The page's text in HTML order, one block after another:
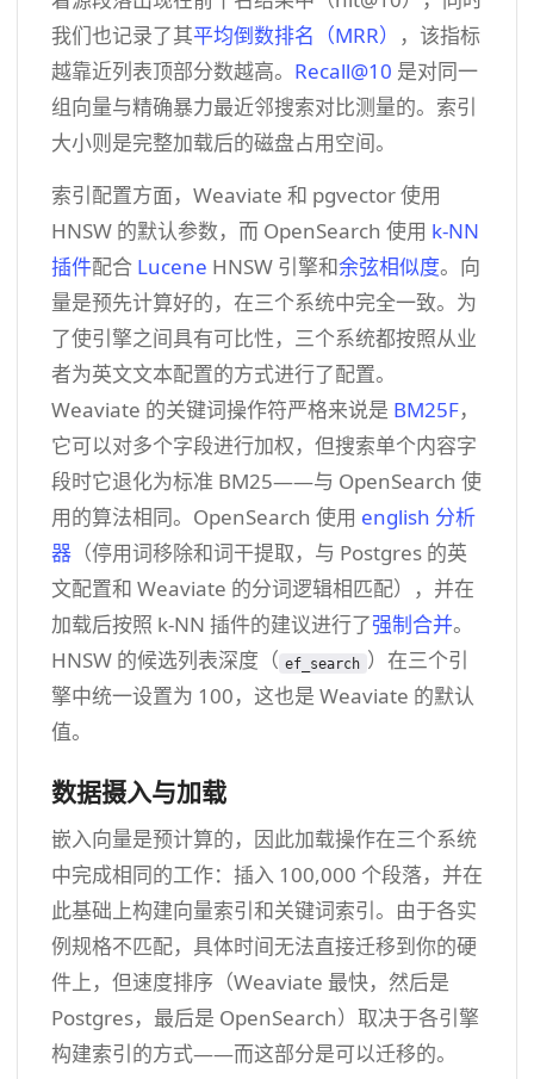
我们也记录了其平均倒数排名（MRR）
，该指标
越靠近列表顶部分数越高。 Recall@10 是对同一
组向量与精确暴力最近邻搜索对比测量的。索引
大小则是完整加载后的磁盘占用空间。
索引配置方面，Weaviate 和 pgvector 使用
HNSW 的默认参数，而 OpenSearch 使用 k-NN
插件配合 Lucene HNSW 引擎和余弦相似度。向
量是预先计算好的，在三个系统中完全一致。为
了使引擎之间具有可比性，三个系统都按照从业
者为英文文本配置的方式进行了配置。
Weaviate 的关键词操作符严格来说是 BM25F，
它可以对多个字段进行加权，但搜索单个内容字
段时它退化为标准 BM25——与 OpenSearch 使
用的算法相同。OpenSearch 使用 english 分析
器 （停用词移除和词干提取，与 Postgres 的英
文配置和 Weaviate 的分词逻辑相匹配），并在
加载后按照 k-NN 插件的建议进行了强制合并。
HNSW 的候选列表深度（ ef_search ）在三个引
擎中统一设置为 100，这也是 Weaviate 的默认
值。
数据摄入与加载
嵌入向量是预计算的，因此加载操作在三个系统
中完成相同的工作：插入 100,000 个段落，并在
此基础上构建向量索引和关键词索引。由于各实
例规格不匹配，具体时间无法直接迁移到你的硬
件上，但速度排序（Weaviate 最快，然后是
Postgres，最后是 OpenSearch）取决于各引擎
构建索引的方式——而这部分是可以迁移的。